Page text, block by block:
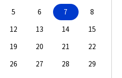
5 6 7
8
12 13 14
15
19 20 21
22
26 27 28
29